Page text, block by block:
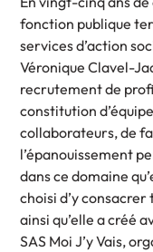
fonction publique
services d’action
Véronique Clavel-
recrutement de
constitution
collaborateurs, de
l’épanouissement
dans ce domaine
choisi d’y
ainsi qu’elle a créé
SAS Moi J’y Vais,